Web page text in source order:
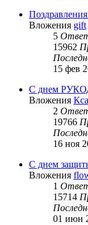
Вложения gift
5
15962
15 фев
С днем
Вложения
2
19766
16 ноя
С днем
Вложения
1
15714
01 июн